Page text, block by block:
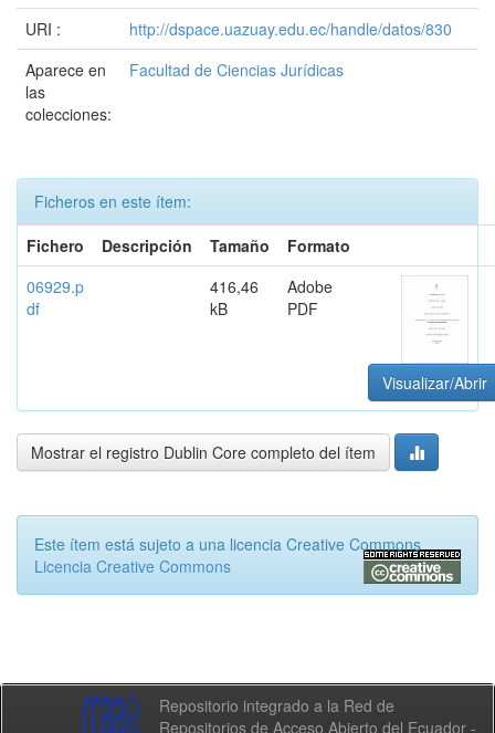
URI :
http://dspace.uazuay.edu.ec/handle/datos/830
Aparece en
las
colecciones:
Facultad de Ciencias Jurídicas
Ficheros en este ítem:
Fichero
Descripción Tamaño
Formato
06929.p
df
416,46
kB
Adobe
PDF
Visualizar/Abrir
Mostrar el registro Dublin Core completo del ítem
Este ítem está sujeto a una licencia Creative Commons
Licencia Creative Commons
Repositorio integrado a la Red de
Repositorios de Acceso Abierto del Ecuador -